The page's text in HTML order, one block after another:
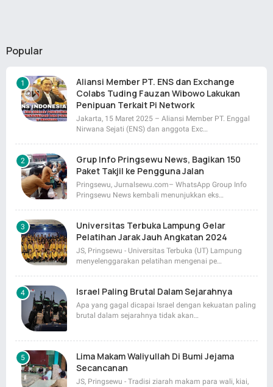
Popular
Aliansi Member PT. ENS dan Exchange
Colabs Tuding Fauzan Wibowo Lakukan
Penipuan Terkait Pi Network
Jakarta, 15 Maret 2025 – Aliansi Member PT. Enggal
Nirwana Sejati (ENS) dan anggota Exc…
Grup Info Pringsewu News, Bagikan 150
Paket Takjil ke Pengguna Jalan
Pringsewu, Jurnalsewu.com– WhatsApp Group Info
Pringsewu News kembali menunjukkan eks…
Universitas Terbuka Lampung Gelar
Pelatihan Jarak Jauh Angkatan 2024
JS, Pringsewu - Universitas Terbuka (UT) Lampung
menyelenggarakan pelatihan mengenai pe…
Israel Paling Brutal Dalam Sejarahnya
Apa yang gagal dicapai Israel dengan kekuatan paling
brutal dalam sejarahnya tidak akan…
Lima Makam Waliyullah Di Bumi Jejama
Secancanan
JS, Pringsewu - Tradisi ziarah makam para wali, kiai,